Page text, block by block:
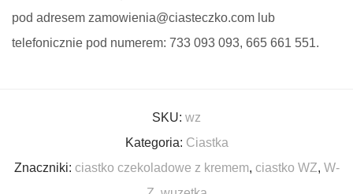
pod adresem zamowienia@ciasteczko.com lub
telefonicznie pod numerem: 733 093 093, 665 661 551.
SKU: wz
Kategoria: Ciastka
Znaczniki: ciastko czekoladowe z kremem, ciastko WZ, W-